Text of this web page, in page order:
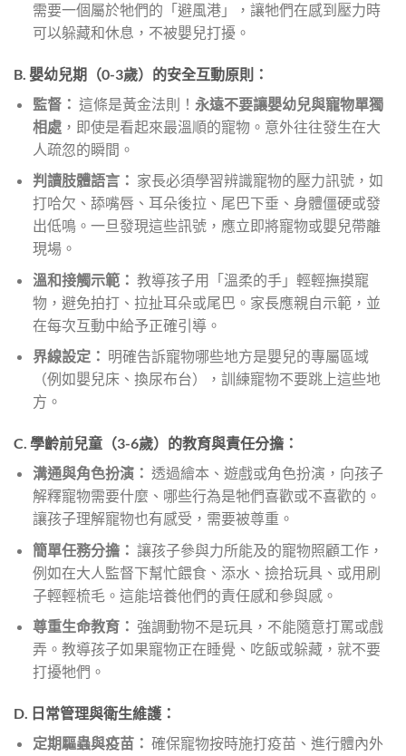
需要一個屬於牠們的「避風港」，讓牠們在感到壓力時
可以躲藏和休息，不被嬰兒打擾。
B. 嬰幼兒期（0-3歲）的安全互動原則：
監督： 這條是黃金法則！ 永遠不要讓嬰幼兒與寵物單獨
相處，即使是看起來最溫順的寵物。意外往往發生在大
人疏忽的瞬間。
判讀肢體語言： 家長必須學習辨識寵物的壓力訊號，如
打哈欠、舔嘴唇、耳朵後拉、尾巴下垂、身體僵硬或發
出低鳴。一旦發現這些訊號，應立即將寵物或嬰兒帶離
現場。
溫和接觸示範： 教導孩子用「溫柔的手」輕輕撫摸寵
物，避免拍打、拉扯耳朵或尾巴。家長應親自示範，並
在每次互動中給予正確引導。
界線設定： 明確告訴寵物哪些地方是嬰兒的專屬區域
（例如嬰兒床、換尿布台），訓練寵物不要跳上這些地
方。
C. 學齡前兒童（3-6歲）的教育與責任分擔：
溝通與角色扮演： 透過繪本、遊戲或角色扮演，向孩子
解釋寵物需要什麼、哪些行為是牠們喜歡或不喜歡的。
讓孩子理解寵物也有感受，需要被尊重。
簡單任務分擔： 讓孩子參與力所能及的寵物照顧工作，
例如在大人監督下幫忙餵食、添水、撿拾玩具、或用刷
子輕輕梳毛。這能培養他們的責任感和參與感。
尊重生命教育： 強調動物不是玩具，不能隨意打罵或戲
弄。教導孩子如果寵物正在睡覺、吃飯或躲藏，就不要
打擾牠們。
D. 日常管理與衛生維護：
定期驅蟲與疫苗： 確保寵物按時施打疫苗、進行體內外